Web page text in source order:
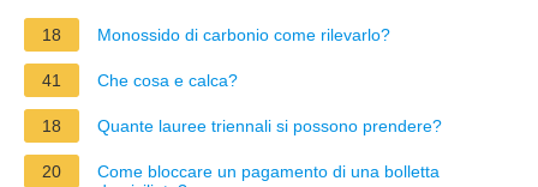
18 Monossido di carbonio come rilevarlo?
41 Che cosa e calca?
18 Quante lauree triennali si possono prendere?
20
Come bloccare un pagamento di una bolletta